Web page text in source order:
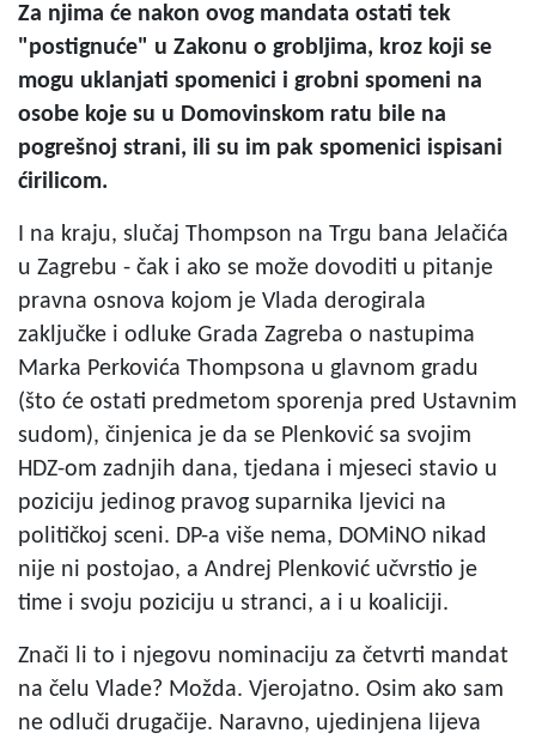
Za njima će nakon ovog mandata ostati tek
"postignuće" u Zakonu o grobljima, kroz koji se
mogu uklanjati spomenici i grobni spomeni na
osobe koje su u Domovinskom ratu bile na
pogrešnoj strani, ili su im pak spomenici ispisani
ćirilicom.
I na kraju, slučaj Thompson na Trgu bana Jelačića
u Zagrebu - čak i ako se može dovoditi u pitanje
pravna osnova kojom je Vlada derogirala
zaključke i odluke Grada Zagreba o nastupima
Marka Perkovića Thompsona u glavnom gradu
(što će ostati predmetom sporenja pred Ustavnim
sudom), činjenica je da se Plenković sa svojim
HDZ-om zadnjih dana, tjedana i mjeseci stavio u
poziciju jedinog pravog suparnika ljevici na
političkoj sceni. DP-a više nema, DOMiNO nikad
nije ni postojao, a Andrej Plenković učvrstio je
time i svoju poziciju u stranci, a i u koaliciji.
Znači li to i njegovu nominaciju za četvrti mandat
na čelu Vlade? Možda. Vjerojatno. Osim ako sam
ne odluči drugačije. Naravno, ujedinjena lijeva